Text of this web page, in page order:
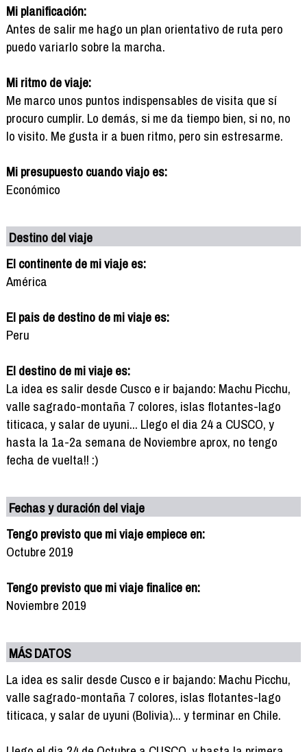
Mi planificación:
Antes de salir me hago un plan orientativo de ruta pero
puedo variarlo sobre la marcha.
Mi ritmo de viaje:
Me marco unos puntos indispensables de visita que sí
procuro cumplir. Lo demás, si me da tiempo bien, si no, no
lo visito. Me gusta ir a buen ritmo, pero sin estresarme.
Mi presupuesto cuando viajo es:
Económico
Destino del viaje
El continente de mi viaje es:
América
El pais de destino de mi viaje es:
Peru
El destino de mi viaje es:
La idea es salir desde Cusco e ir bajando: Machu Picchu,
valle sagrado-montaña 7 colores, islas flotantes-lago
titicaca, y salar de uyuni... Llego el dia 24 a CUSCO, y
hasta la 1a-2a semana de Noviembre aprox, no tengo
fecha de vuelta!! :)
Fechas y duración del viaje
Tengo previsto que mi viaje empiece en:
Octubre 2019
Tengo previsto que mi viaje finalice en:
Noviembre 2019
MÁS DATOS
La idea es salir desde Cusco e ir bajando: Machu Picchu,
valle sagrado-montaña 7 colores, islas flotantes-lago
titicaca, y salar de uyuni (Bolivia)... y terminar en Chile.